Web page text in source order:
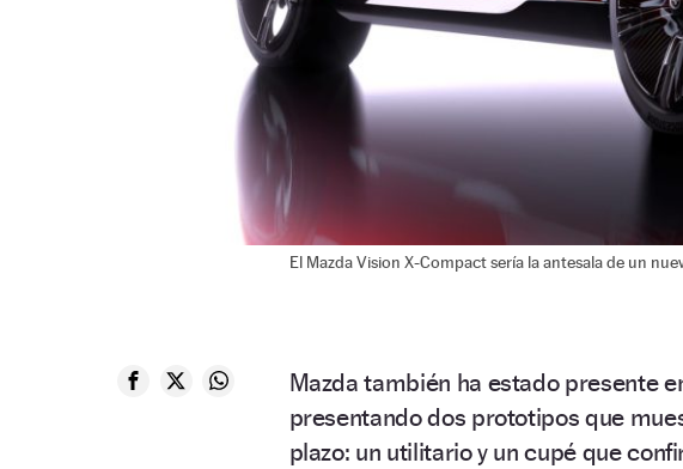
El Mazda Vision X-Compact sería la antesala de un
Mazda también ha estado presente
presentando dos prototipos que
plazo: un utilitario y un cupé que